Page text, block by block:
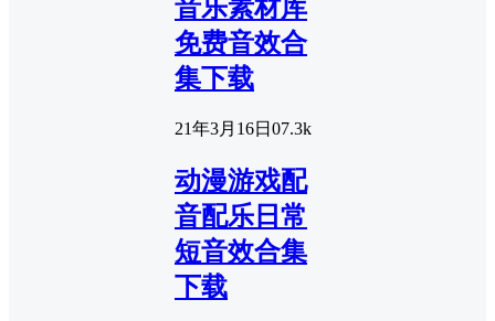
音乐素材库
免费音效合
集下载
21年3月16日 07.3k
动漫游戏配
音配乐日常
短音效合集
下载